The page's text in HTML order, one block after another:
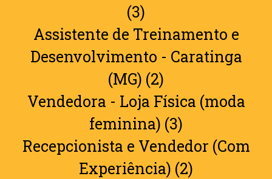
(3)
Assistente de Treinamento e
Desenvolvimento - Caratinga
(MG) (2)
Vendedora - Loja Física (moda
feminina) (3)
Recepcionista e Vendedor (Com
Experiência) (2)